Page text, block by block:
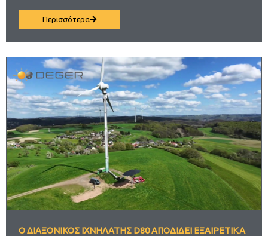
Περισσότερα
Ο ΔΙΑΞΟΝΙΚΌΣ ΙΧΝΗΛΆΤΗΣ D80 ΑΠΟΔΊΔΕΙ ΕΞΑΙΡΕΤΙΚΆ